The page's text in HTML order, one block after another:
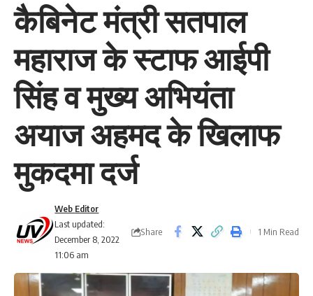
कैबिनेट मंत्री सतपाल
महाराज के स्टाफ आईपी
सिंह व मुख्य अभियंता
अयाज अहमद के खिलाफ
मुकदमा दर्ज
Last updated:
December 8, 2022
11:06 am
Web Editor
Share 1 Min Read